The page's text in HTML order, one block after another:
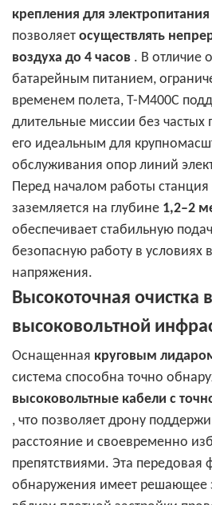
крепления для
позволяет осуществлять
воздуха до 4 часов . В отличие
батарейным питанием,
временем полета, T-M400C
длительные миссии без частых
его идеальным для
обслуживания опор линий
Перед началом работы
заземляется на глубине 1,2–2
обеспечивает стабильную
безопасную работу в условиях
напряжения.
Высокоточная очистка
высоковольтной
Оснащенная круговым
система способна точно
высоковольтные кабели с
, что позволяет дрону
расстояние и своевременно
препятствиями. Эта передовая
обнаружения имеет решающее